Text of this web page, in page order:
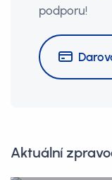
podporu!
Aktuální